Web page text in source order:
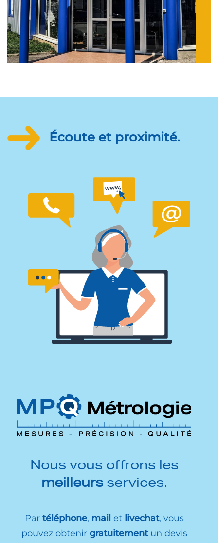
Écoute et proximité.
Nous vous offrons les
meilleursservices.
Par téléphone, mail et livechat, vous
pouvez obtenir gratuitementun devis